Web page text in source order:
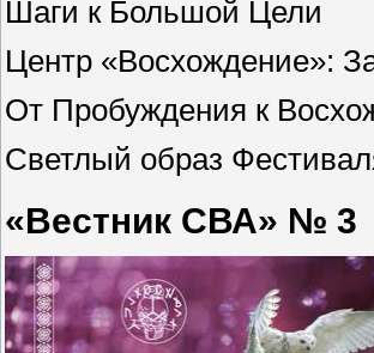
Шаги к Большой Цели
Центр «Восхождение»:
От Пробуждения к
Светлый образ
«Вестник СВА» № 3